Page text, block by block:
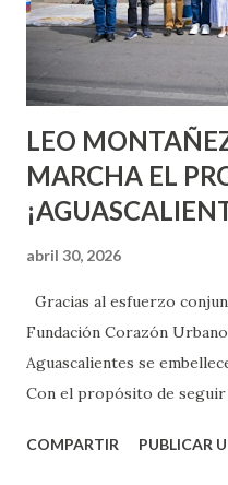
experimentarlo, pero
experiencia te dirá,
son suficientemen...
LEO
MARCHA EL
abril 30, 2026
Gracias al esfuerzo
Fundación Corazón
Aguascalientes se
Con el propósito de seguir
municipal, Leo Montañez
COMPARTIR PUBLICAR